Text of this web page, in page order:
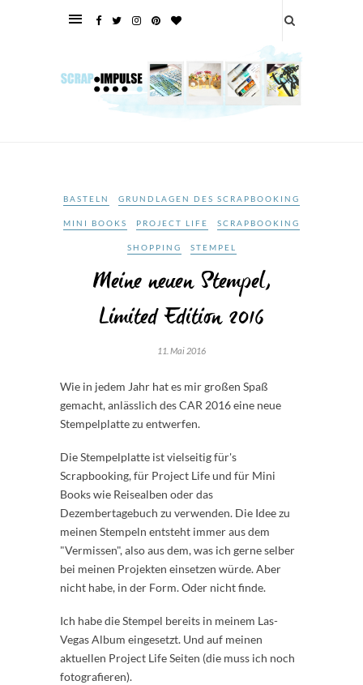
BASTELN GRUNDLAGEN DES SCRAPBOOKING
MINI BOOKS PROJECT LIFE SCRAPBOOKING
SHOPPING STEMPEL
Meine neuen Stempel,
Limited Edition 2016
11. Mai 2016
Wie in jedem Jahr hat es mir großen Spaß
gemacht, anlässlich des CAR 2016 eine neue
Stempelplatte zu entwerfen.
Die Stempelplatte ist vielseitig für's
Scrapbooking, für Project Life und für Mini
Books wie Reisealben oder das
Dezembertagebuch zu verwenden. Die Idee zu
meinen Stempeln entsteht immer aus dem
"Vermissen", also aus dem, was ich gerne selber
bei meinen Projekten einsetzen würde. Aber
nicht habe, in der Form. Oder nicht finde.
Ich habe die Stempel bereits in meinem Las-
Vegas Album eingesetzt. Und auf meinen
aktuellen Project Life Seiten (die muss ich noch
fotografieren).